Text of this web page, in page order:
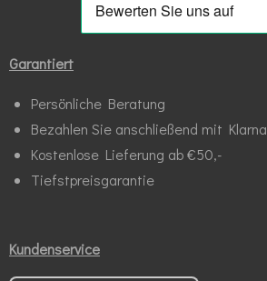
o
o
A
p
Garantiert
Persönliche Beratung
Bezahlen Sie anschließend mit Klarna
Kostenlose Lieferung ab €50,-
Tiefstpreisgarantie
Kundenservice